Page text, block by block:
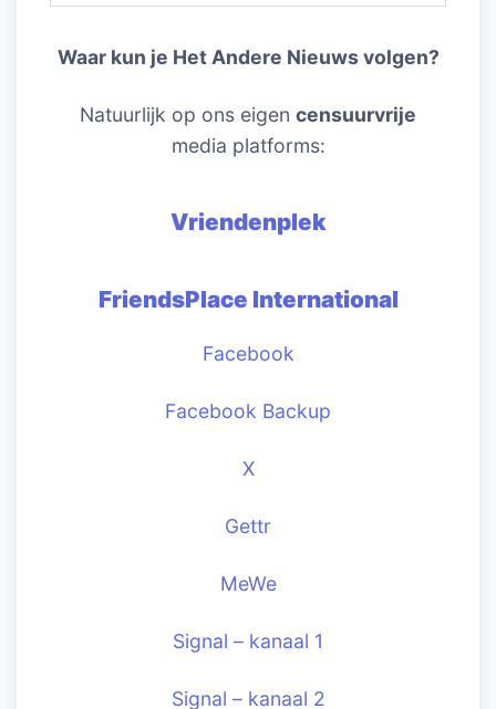
Waar kun je Het Andere Nieuws volgen?
Natuurlijk op ons eigen censuurvrije
media platforms:
Vriendenplek
FriendsPlace International
Facebook
Facebook Backup
X
Gettr
MeWe
Signal – kanaal 1
Signal – kanaal 2